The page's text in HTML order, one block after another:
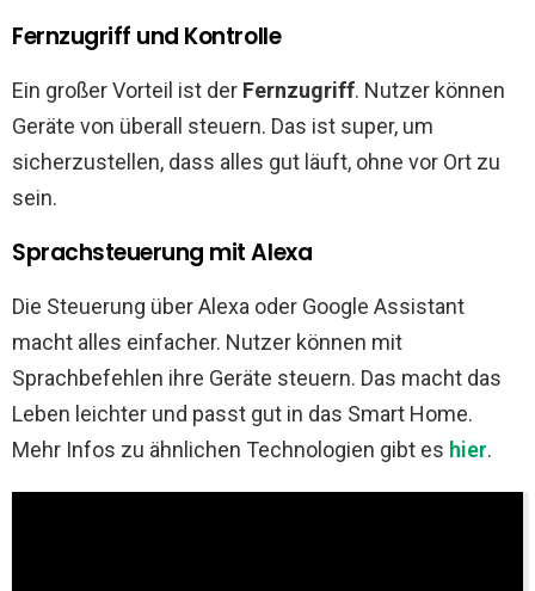
Fernzugriff und Kontrolle
Ein großer Vorteil ist der Fernzugriff. Nutzer können
Geräte von überall steuern. Das ist super, um
sicherzustellen, dass alles gut läuft, ohne vor Ort zu
sein.
Sprachsteuerung mit Alexa
Die Steuerung über Alexa oder Google Assistant
macht alles einfacher. Nutzer können mit
Sprachbefehlen ihre Geräte steuern. Das macht das
Leben leichter und passt gut in das Smart Home.
Mehr Infos zu ähnlichen Technologien gibt es hier.